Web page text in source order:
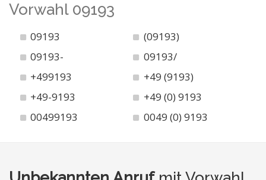
Vorwahl 09193
09193
(09193)
09193-
09193/
+499193
+49 (9193)
+49-9193
+49 (0) 9193
00499193
0049 (0) 9193